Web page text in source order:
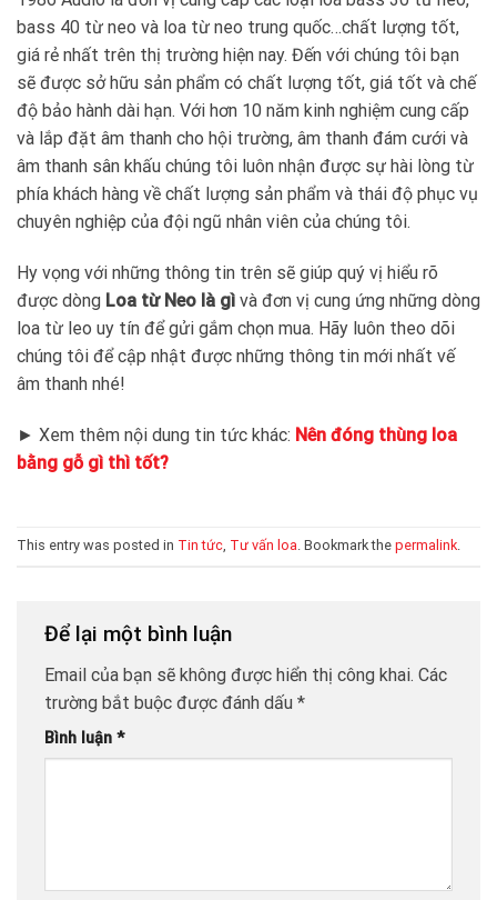
bass 40 từ neo và loa từ neo trung quốc…chất lượng tốt,
giá rẻ nhất trên thị trường hiện nay. Đến với chúng tôi bạn
sẽ được sở hữu sản phẩm có chất lượng tốt, giá tốt và chế
độ bảo hành dài hạn. Với hơn 10 năm kinh nghiệm cung cấp
và lắp đặt âm thanh cho hội trường, âm thanh đám cưới và
âm thanh sân khấu chúng tôi luôn nhận được sự hài lòng từ
phía khách hàng về chất lượng sản phẩm và thái độ phục vụ
chuyên nghiệp của đội ngũ nhân viên của chúng tôi.
Hy vọng với những thông tin trên sẽ giúp quý vị hiểu rõ
được dòng Loa từ Neo là gì và đơn vị cung ứng những dòng
loa từ leo uy tín để gửi gắm chọn mua. Hãy luôn theo dõi
chúng tôi để cập nhật được những thông tin mới nhất vế
âm thanh nhé!
► Xem thêm nội dung tin tức khác: Nên đóng thùng loa
bằng gỗ gì thì tốt?
This entry was posted in Tin tức Tư vấn loa . Bookmark the permalink
Để lại một bình luận
Email của bạn sẽ không được hiển thị công khai. Các
trường bắt buộc được đánh dấu *
Bình luận *